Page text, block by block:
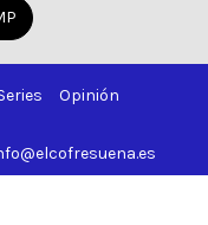
Opinión